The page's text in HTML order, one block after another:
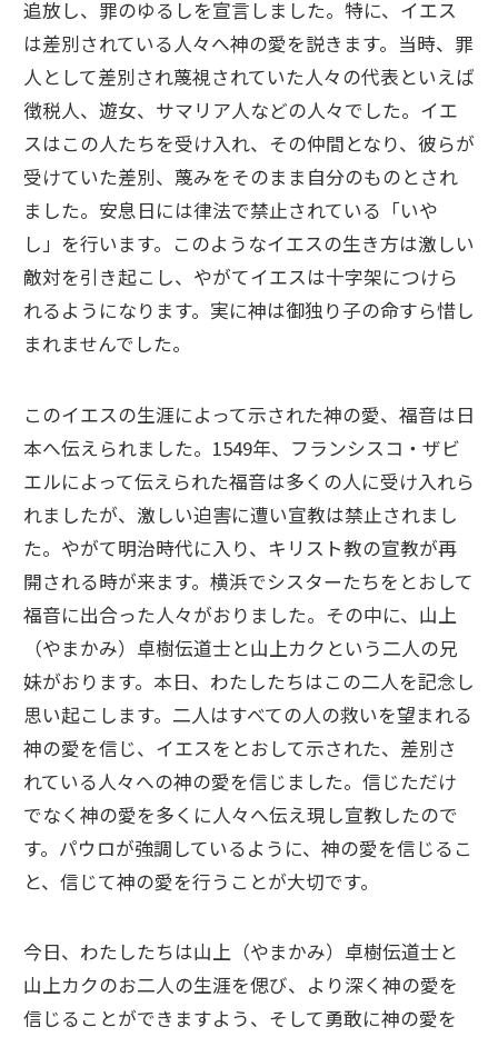
追放し、罪のゆるしを宣言しました。特に、イエス
は差別されている人々へ神の愛を説きます。当時、罪
人として差別され蔑視されていた人々の代表といえば
徴税人、遊女、サマリア人などの人々でした。イエ
スはこの人たちを受け入れ、その仲間となり、彼らが
受けていた差別、蔑みをそのまま自分のものとされ
ました。安息日には律法で禁止されている「いや
し」を行います。このようなイエスの生き方は激しい
敵対を引き起こし、やがてイエスは十字架につけら
れるようになります。実に神は御独り子の命すら惜し
まれませんでした。
このイエスの生涯によって示された神の愛、福音は日
本へ伝えられました。1549年、フランシスコ・ザビ
エルによって伝えられた福音は多くの人に受け入れら
れましたが、激しい迫害に遭い宣教は禁止されまし
た。やがて明治時代に入り、キリスト教の宣教が再
開される時が来ます。横浜でシスターたちをとおして
福音に出合った人々がおりました。その中に、山上
（やまかみ）卓樹伝道士と山上カクという二人の兄
妹がおります。本日、わたしたちはこの二人を記念し
思い起こします。二人はすべての人の救いを望まれる
神の愛を信じ、イエスをとおして示された、差別さ
れている人々への神の愛を信じました。信じただけ
でなく神の愛を多くに人々へ伝え現し宣教したので
す。パウロが強調しているように、神の愛を信じるこ
と、信じて神の愛を行うことが大切です。
今日、わたしたちは山上（やまかみ）卓樹伝道士と
山上カクのお二人の生涯を偲び、より深く神の愛を
信じることができますよう、そして勇敢に神の愛を